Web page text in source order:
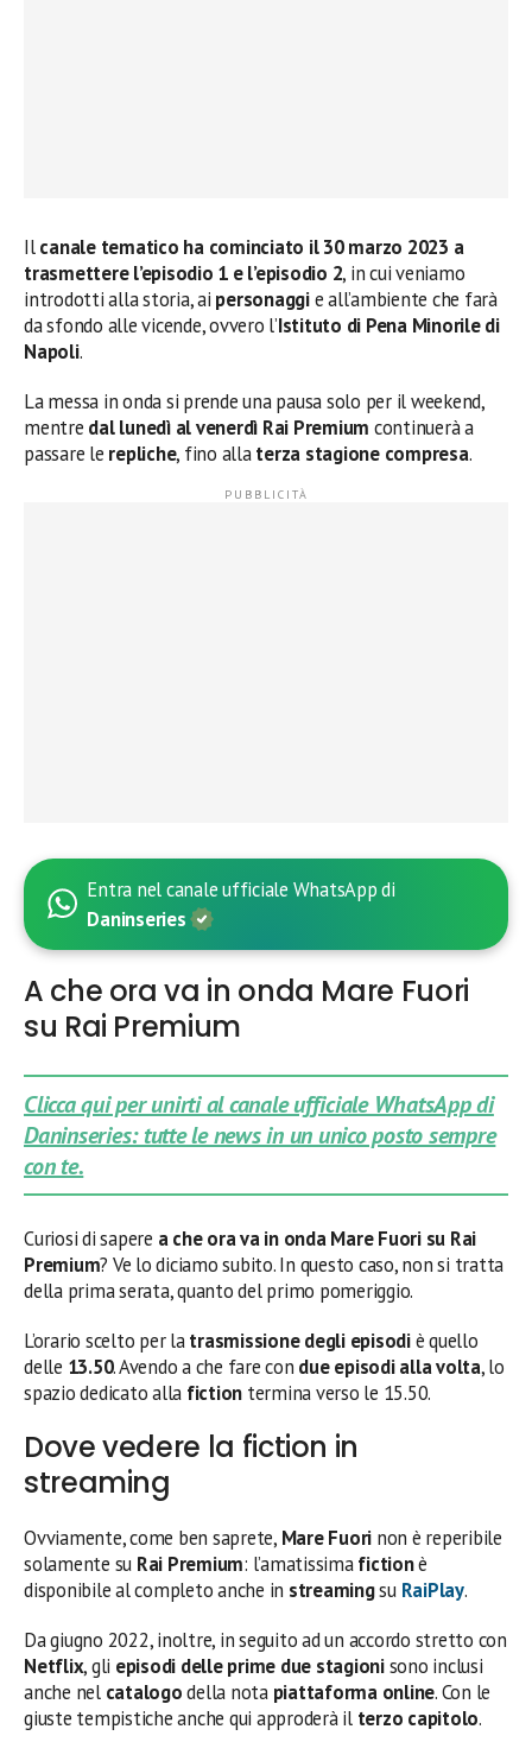
Ilcanale tematico ha cominciato il 30 marzo 2023 a
trasmettere l’episodio 1 e l’episodio 2, in cui veniamo
introdotti alla storia, ai personaggie all’ambiente che farà
da sfondo alle vicende, ovvero l’Istituto di Pena Minorile di
Napoli.
La messa in onda si prende una pausa solo per il weekend,
mentre dal lunedì al venerdì Rai Premium continuerà a
passare le repliche, fino allaterza stagione compresa.
Entra nel canale ufficiale WhatsApp di
Daninseries
A che ora va in onda Mare Fuori
su Rai Premium
Clicca qui per unirti al canale ufficiale WhatsApp di
Daninseries: tutte le news in un unico posto sempre
con te.
Curiosi di sapere a che ora va in onda Mare Fuori su Rai
Premium? Ve lo diciamo subito. In questo caso, non si tratta
della prima serata, quanto del primo pomeriggio.
L’orario scelto per latrasmissione degli episodiè quello
delle 13.50. Avendo a che fare con due episodi alla volta, lo
spazio dedicato alla fiction termina verso le 15.50.
Dove vedere la fiction in
streaming
Ovviamente, come ben saprete, Mare Fuori non è reperibile
solamente su Rai Premium: l’amatissimafictionè
disponibile al completo anche in streamingsu RaiPlay.
Da giugno 2022, inoltre, in seguito ad un accordo stretto con
Netflix, gli episodi delle prime due stagionisono inclusi
anche nel catalogodella nota piattaforma online. Con le
giuste tempistiche anche qui approderà il terzo capitolo.